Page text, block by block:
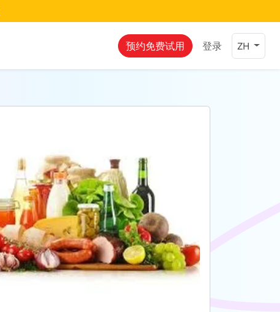
预约免费试用 登录 ZH